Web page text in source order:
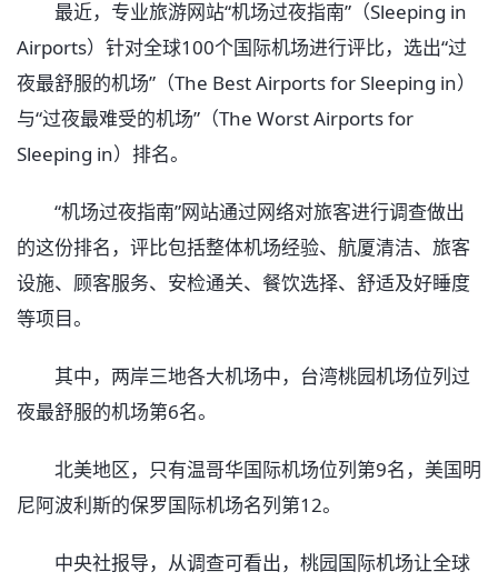
最近，专业旅游网站“机场过夜指南”（Sleeping in
Airports）针对全球100个国际机场进行评比，选出“过
夜最舒服的机场”（The Best Airports for Sleeping in）
与“过夜最难受的机场”（The Worst Airports for
Sleeping in）排名。
“机场过夜指南”网站通过网络对旅客进行调查做出
的这份排名，评比包括整体机场经验、航厦清洁、旅客
设施、顾客服务、安检通关、餐饮选择、舒适及好睡度
等项目。
其中，两岸三地各大机场中，台湾桃园机场位列过
夜最舒服的机场第6名。
北美地区，只有温哥华国际机场位列第9名，美国明
尼阿波利斯的保罗国际机场名列第12。
中央社报导，从调查可看出，桃园国际机场让全球